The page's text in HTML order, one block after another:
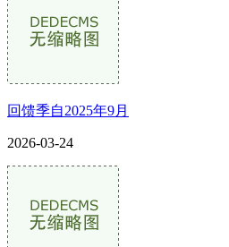
回馈季自2025年9月
2026-03-24